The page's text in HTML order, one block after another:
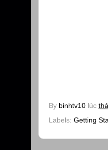
By binhtv10 lúc
Labels: Getting